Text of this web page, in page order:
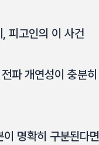
피고인의 이 사건
파 개연성이 충분히
명확히 구분된다면